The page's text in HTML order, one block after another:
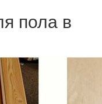
пола в